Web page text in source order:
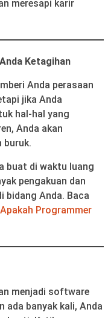
meresapi karir
Ketagihan
Anda perasaan
jika Anda
hal-hal yang
Anda akan
buruk.
buat di waktu luang
pengakuan dan
bidang Anda. Baca
Programmer
menjadi software
ada banyak kali, Anda